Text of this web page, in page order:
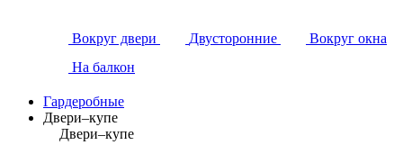
Вокруг двери Двусторонние
Вокруг окна
На балкон
Гардеробные
Двери–купе
Двери–купе